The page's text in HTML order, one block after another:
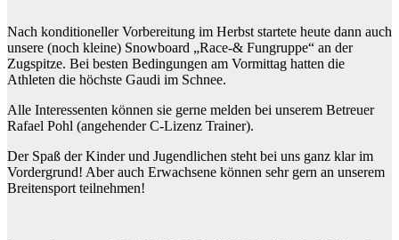
Nach konditioneller Vorbereitung im Herbst startete heute dann auch
unsere (noch kleine) Snowboard „Race-& Fungruppe“ an der
Zugspitze. Bei besten Bedingungen am Vormittag hatten die
Athleten die höchste Gaudi im Schnee.
Alle Interessenten können sie gerne melden bei unserem Betreuer
Rafael Pohl (angehender C-Lizenz Trainer).
Der Spaß der Kinder und Jugendlichen steht bei uns ganz klar im
Vordergrund! Aber auch Erwachsene können sehr gern an unserem
Breitensport teilnehmen!